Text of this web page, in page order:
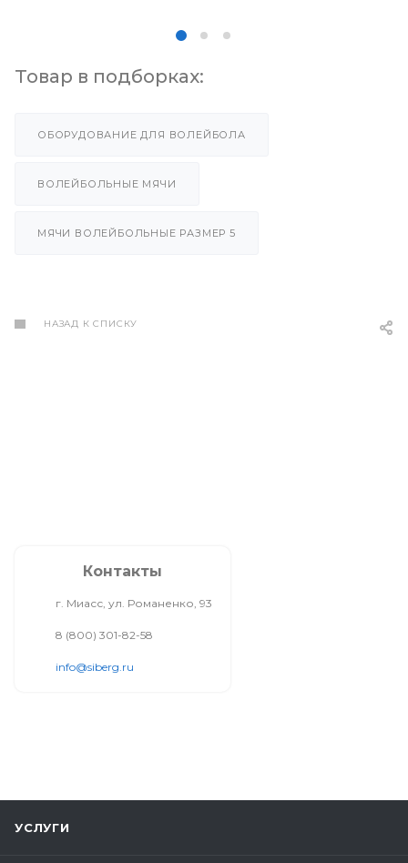
Товар в подборках:
ОБОРУДОВАНИЕ ДЛЯ ВОЛЕЙБОЛА
ВОЛЕЙБОЛЬНЫЕ МЯЧИ
МЯЧИ ВОЛЕЙБОЛЬНЫЕ РАЗМЕР 5
НАЗАД К СПИСКУ
Контакты
г. Миасс, ул. Романенко, 93
8 (800) 301-82-58
info@siberg.ru
УСЛУГИ